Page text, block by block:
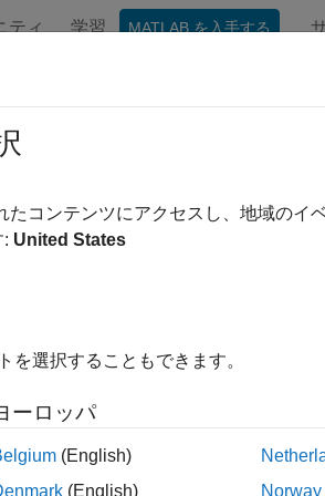
ティ 学習 MATLAB を入手する
たコンテンツにアクセスし、地域のイ
: United States
を選択することもできます。
ーロッパ
(English)
(English)
Norway